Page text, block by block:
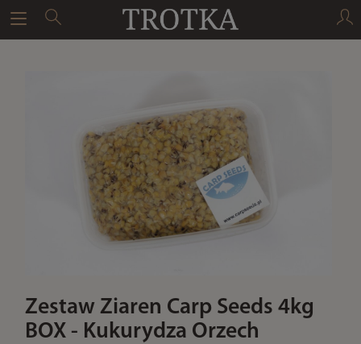
Zestaw Ziaren Carp Seeds 4kg
BOX - Kukurydza Orzech